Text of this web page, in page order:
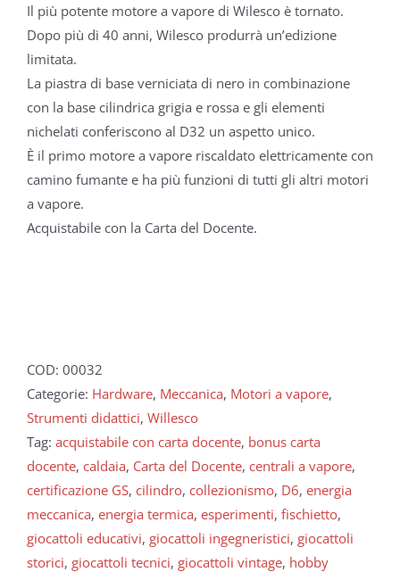
Il più potente motore a vapore di Wilesco è tornato.
Dopo più di 40 anni, Wilesco produrrà un’edizione
limitata.
La piastra di base verniciata di nero in combinazione
con la base cilindrica grigia e rossa e gli elementi
nichelati conferiscono al D32 un aspetto unico.
È il primo motore a vapore riscaldato elettricamente con
camino fumante e ha più funzioni di tutti gli altri motori
a vapore.
Acquistabile con la Carta del Docente.
COD: 00032
Categorie: Hardware, Meccanica, Motori a vapore,
Strumenti didattici, Willesco
Tag: acquistabile con carta docente, bonus carta
docente, caldaia, Carta del Docente, centrali a vapore,
certificazione GS, cilindro, collezionismo, D6, energia
meccanica, energia termica, esperimenti, fischietto,
giocattoli educativi, giocattoli ingegneristici, giocattoli
storici, giocattoli tecnici, giocattoli vintage, hobby